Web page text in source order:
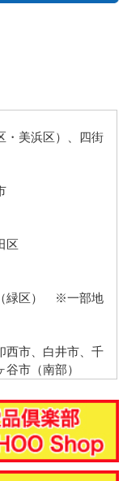
・美浜区）、四街
区
緑区） ※一部地
西市、白井市、千
市（南部）